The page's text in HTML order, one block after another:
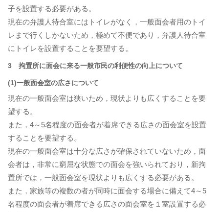
子を設置する必要がある。
現在の弁護人待合室にはトイレがなく，一般面会者用のトイ
レまで行くしかないため，極めて不便であり，弁護人待合室
にトイレを設置することを要望する。
3 拘置所に面会に来る一般市民の利便性の向上について
(1)一般面会室の広さについて
現在の一般面会室は狭いため，現状よりも広くすることを要
望する。
また，4～5名程度の面会者が着席できる広さの面会室を設置
することを要望する。
現在の一般面会室は十分な広さが確保されていないため，面
会者は，非常に窮屈な状態での面会を強いられており，新拘
置所では，一般面会室を現状よりも広くする必要がある。
また，家族等の複数の者が同時に面会する場合に備えて4～5
名程度の面会者が着席できる広さの面会室を１室設置する必